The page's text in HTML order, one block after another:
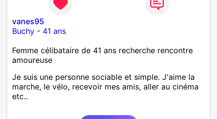
vanes95
Buchy - 41 ans
Femme célibataire de 41 ans recherche rencontre
amoureuse
Je suis une personne sociable et simple. J'aime la
marche, le vélo, recevoir mes amis, aller au cinéma
etc..